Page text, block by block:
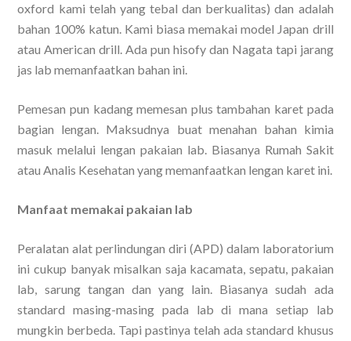
oxford kami telah yang tebal dan berkualitas) dan adalah
bahan 100% katun. Kami biasa memakai model Japan drill
atau American drill. Ada pun hisofy dan Nagata tapi jarang
jas lab memanfaatkan bahan ini.
Pemesan pun kadang memesan plus tambahan karet pada
bagian lengan. Maksudnya buat menahan bahan kimia
masuk melalui lengan pakaian lab. Biasanya Rumah Sakit
atau Analis Kesehatan yang memanfaatkan lengan karet ini.
Manfaat memakai pakaian lab
Peralatan alat perlindungan diri (APD) dalam laboratorium
ini cukup banyak misalkan saja kacamata, sepatu, pakaian
lab, sarung tangan dan yang lain. Biasanya sudah ada
standard masing-masing pada lab di mana setiap lab
mungkin berbeda. Tapi pastinya telah ada standard khusus